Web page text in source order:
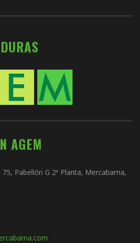
AGEM
Pabellón G 2ª Planta, Mercabarna,